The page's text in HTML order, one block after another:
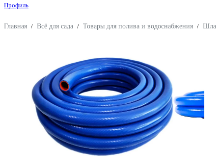
Профиль
Главная / Всё для сада / Товары для полива и водоснабжения /